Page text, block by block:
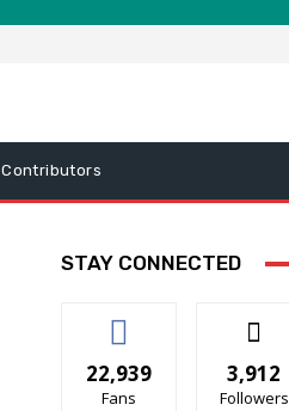
Contributors
STAY CONNECTED
22,939
Fans
3,912
Followers